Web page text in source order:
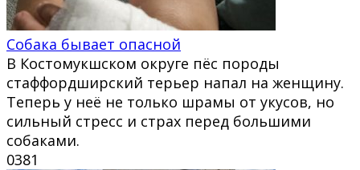
Собака бывает опасной
В Костомукшском округе пёс породы
стаффордширский терьер напал на женщину.
Теперь у неё не только шрамы от укусов, но
сильный стресс и страх перед большими
собаками.
0381